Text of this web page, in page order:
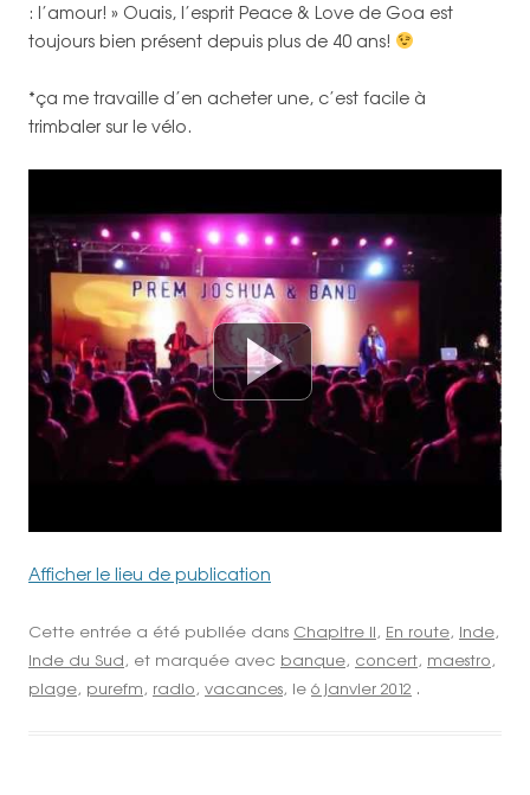
: l’amour! » Ouais, l’esprit Peace & Love de Goa est
toujours bien présent depuis plus de 40 ans!
*ça me travaille d’en acheter une, c’est facile à
trimbaler sur le vélo.
Afficher le lieu de publication
Cette entrée a été publiée dans Chapitre II, En route, Inde,
Inde du Sud, et marquée avec banque, concert, maestro,
plage, purefm, radio, vacances, le 6 janvier 2012 .